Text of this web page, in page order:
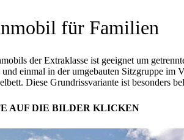
für Familien
der Extraklasse ist geeignet um
einmal in der umgebauten Sitzgruppe
Diese Grundrissvariante ist besonders
AUF DIE BILDER KLICKEN